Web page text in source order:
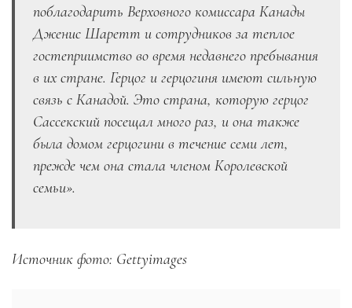
поблагодарить Верховного комиссара Канады
Дженис Шаретт и сотрудников за теплое
гостеприимство во время недавнего пребывания
в их стране. Герцог и герцогиня имеют сильную
связь с Канадой. Это страна, которую герцог
Сассекский посещал много раз, и она также
была домом герцогини в течение семи лет,
прежде чем она стала членом Королевской
семьи».
Источник фото: Gettyimages